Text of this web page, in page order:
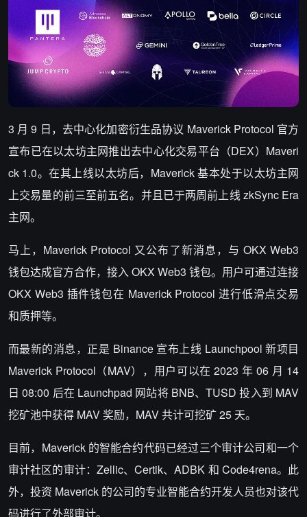
3 月 9 日，去中心化加密衍生品协议 Maverick Protocol 官方
宣布已在以太坊主网推出去中心化交易平台（DEX）Maveri
ck 1.0。在其上线以太坊后，Maverick 基本处于以太坊主网
上交易量的前三至前五名。并且已于两周前上线 zkSync Era
主网。
马上，Maverick Protocol 又公布了新消息，与 OKX Web3
钱包达成官方合作，接入 OKX Web3 钱包。用户可通过连接
OKX Web3 插件钱包在 Maverick Protocol 进行低滑点交易
和质押等。
而最新的消息，正是 Binance 宣布上线 Launchpool 新项目
Maverick Protocol（MAV），用户可以在 2023 年 06 月 14
日 08:00 后在 Launchpad 网站将 BNB、TUSD 投入到 MAV
挖矿池中获得 MAV 奖励，MAV 共计可挖矿 25 天。
目前，Maverick 的智能合约代码已经过三个审计公司和一个
审计社区的审计：Zellic、Certik、ADBK 和 Code4rena。此
外，投资 Maverick 的公司的专业智能合约开发人员也对该代
码进行了外部审计。